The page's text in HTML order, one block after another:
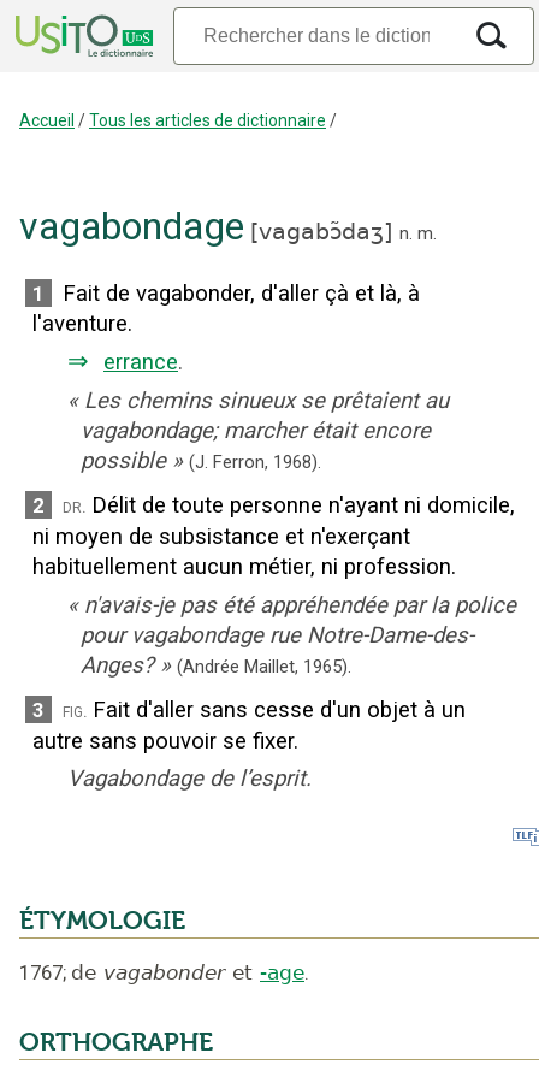
Accueil /Tous les articles de dictionnaire /
vagabondage [vagabɔ̃daʒ] n. m.
1
Fait de vagabonder, d'aller çà et là, à
l'aventure.
⇒ errance.
« Les chemins sinueux se prêtaient au
vagabondage; marcher était encore
possible » (J. Ferron, 1968).
2 dr. Délit de toute personne n'ayant ni domicile,
ni moyen de subsistance et n'exerçant
habituellement aucun métier, ni profession.
« n'avais-je pas été appréhendée par la police
pour vagabondage rue Notre-Dame-des-
Anges? » (Andrée Maillet, 1965).
3 fig. Fait d'aller sans cesse d'un objet à un
autre sans pouvoir se fixer.
Vagabondage de l’esprit.
ÉTYMOLOGIE
1767; de vagabonder et -age.
ORTHOGRAPHE